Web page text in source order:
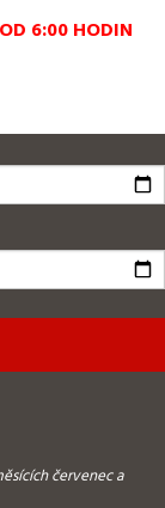
6:00 HODIN
červenec a